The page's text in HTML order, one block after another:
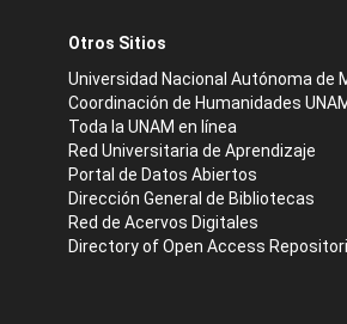
Otros Sitios
Universidad Nacional Autónoma de
Coordinación de Humanidades
Toda la UNAM en línea
Red Universitaria de Aprendizaje
Portal de Datos Abiertos
Dirección General de Bibliotecas
Red de Acervos Digitales
Directory of Open Access